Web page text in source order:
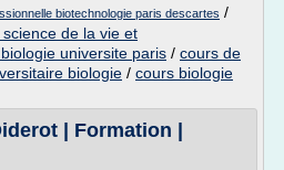
biotechnologie paris descartes /
de la vie et
universite paris / cours de
biologie / cours biologie
| Formation |